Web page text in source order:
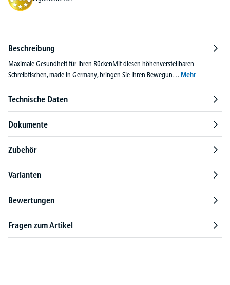
Beschreibung
Maximale Gesundheit für Ihren RückenMit diesen höhenverstellbaren
Schreibtischen, made in Germany, bringen Sie Ihren Bewegun… Mehr
Technische Daten
Dokumente
Zubehör
Varianten
Bewertungen
Fragen zum Artikel